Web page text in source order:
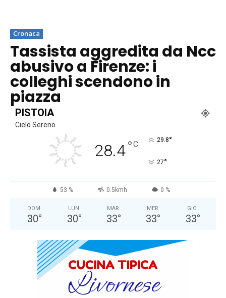
Cronaca
Tassista aggredita da Ncc
abusivo a Firenze: i
colleghi scendono in
piazza
PISTOIA
Cielo Sereno
28.4°C 29.8°
27°
53 % 0.5kmh 0 %
DOM
30°
LUN
30°
MAR
33°
MER
33°
GIO
33°